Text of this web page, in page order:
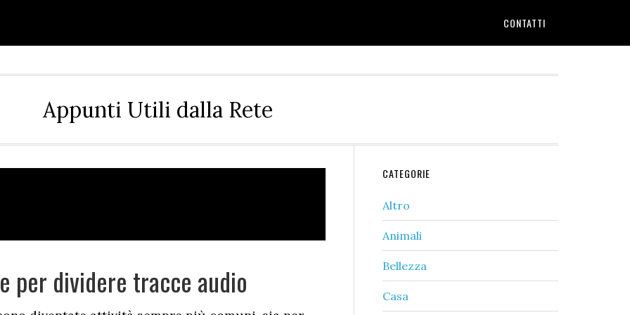
CONTATTI
Appunti Utili dalla Rete
per dividere tracce audio
Primary
Sidebar
CATEGORIE
Altro
Animali
Bellezza
Casa